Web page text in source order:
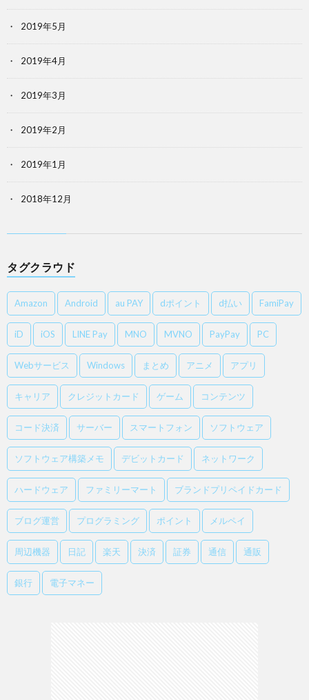
2019年5月
2019年4月
2019年3月
2019年2月
2019年1月
2018年12月
タグクラウド
Amazon Android au PAY dポイント d払い FamiPay
iD iOS LINE Pay MNO MVNO PayPay PC
Webサービス Windows まとめ アニメ アプリ
キャリア クレジットカード ゲーム コンテンツ
コード決済 サーバー スマートフォン ソフトウェア
ソフトウェア構築メモ デビットカード ネットワーク
ハードウェア ファミリーマート ブランドプリペイドカード
ブログ運営 プログラミング ポイント メルペイ
周辺機器 日記 楽天 決済 証券 通信 通販
銀行 電子マネー